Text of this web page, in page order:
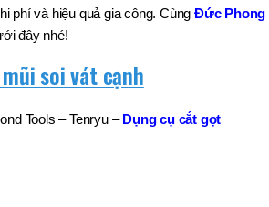
phí và hiệu quả gia công. Cùng Đức Phong
đây nhé!
soi vát cạnh
Tools – Tenryu –Dụng cụ cắt gọt